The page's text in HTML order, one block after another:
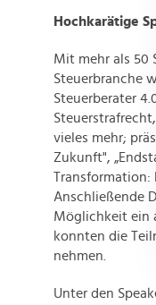
Hochkarätige
Mit mehr als 50
Steuerbranche
Steuerberater
vieles mehr;
Zukunft",
Transformation:
Anschließende
Möglichkeit ein
konnten die
nehmen.
Unter den